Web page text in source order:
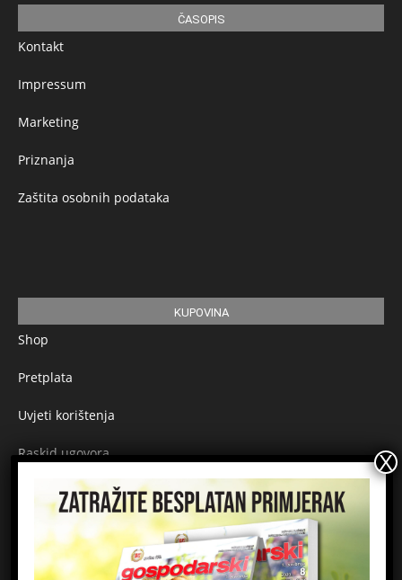
ČASOPIS
Kontakt
Impressum
Marketing
Priznanja
Zaštita osobnih podataka
KUPOVINA
Shop
Pretplata
Uvjeti korištenja
Raskid ugovora
Načini plaćanja
Sigurnost plaćanja
Prijavite se na newsletter